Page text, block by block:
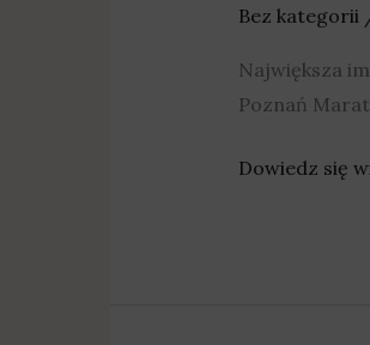
Bez kategorii
Największa
Poznań
Dowiedz się